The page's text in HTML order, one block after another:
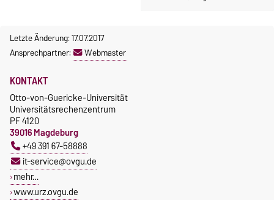
Letzte Änderung: 17.07.2017
Ansprechpartner:
Webmaster
KONTAKT
Otto-von-Guericke-Universität
Universitätsrechenzentrum
PF 4120
39016 Magdeburg
+49 391 67-58888
it-service@ovgu.de
mehr…
www.urz.ovgu.de